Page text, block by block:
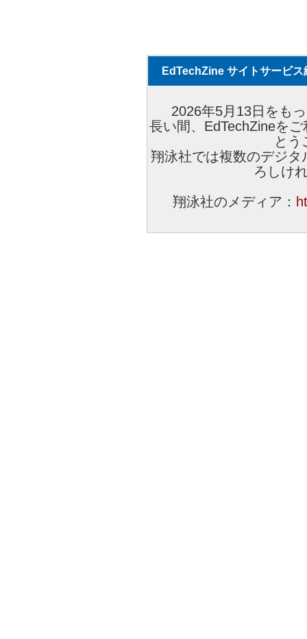
EdTechZine サイトサービス
2026年5月13日をも
長い間、EdTechZineを
とう
翔泳社では複数のデジ
ろしけ
翔泳社のメディア：